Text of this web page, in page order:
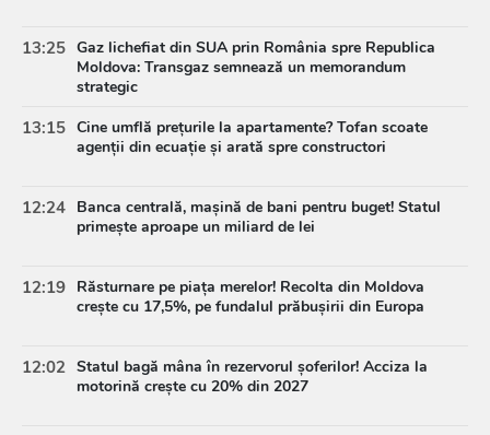
13:25 Gaz lichefiat din SUA prin România spre Republica
Moldova: Transgaz semnează un memorandum
strategic
13:15 Cine umflă prețurile la apartamente? Tofan scoate
agenții din ecuație și arată spre constructori
12:24 Banca centrală, mașină de bani pentru buget! Statul
primește aproape un miliard de lei
12:19 Răsturnare pe piața merelor! Recolta din Moldova
crește cu 17,5%, pe fundalul prăbușirii din Europa
12:02 Statul bagă mâna în rezervorul șoferilor! Acciza la
motorină crește cu 20% din 2027